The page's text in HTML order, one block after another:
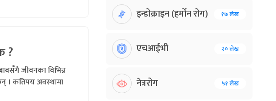
?
जीवनका विभिन्न
। कतिपय अवस्थामा
इन्डोक्राइन (हर्मोन रोग) १७ लेख
एचआईभी २० लेख
नेत्ररोग ५१ लेख